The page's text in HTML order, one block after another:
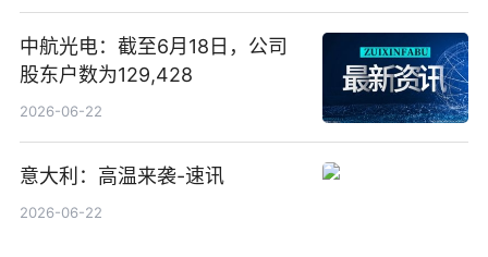
中航光电：截至6月18日，公司
股东户数为129,428
2026-06-22
意大利：高温来袭-速讯
2026-06-22